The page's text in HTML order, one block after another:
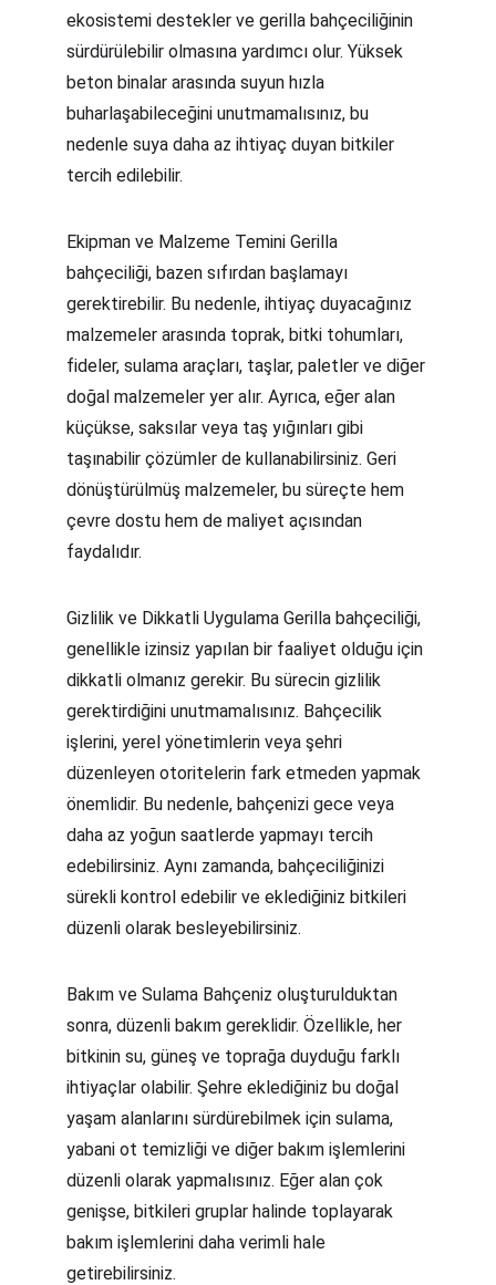
ekosistemi destekler ve gerilla bahçeciliğinin
sürdürülebilir olmasına yardımcı olur. Yüksek
beton binalar arasında suyun hızla
buharlaşabileceğini unutmamalısınız, bu
nedenle suya daha az ihtiyaç duyan bitkiler
tercih edilebilir.
Ekipman ve Malzeme Temini Gerilla
bahçeciliği, bazen sıfırdan başlamayı
gerektirebilir. Bu nedenle, ihtiyaç duyacağınız
malzemeler arasında toprak, bitki tohumları,
fideler, sulama araçları, taşlar, paletler ve diğer
doğal malzemeler yer alır. Ayrıca, eğer alan
küçükse, saksılar veya taş yığınları gibi
taşınabilir çözümler de kullanabilirsiniz. Geri
dönüştürülmüş malzemeler, bu süreçte hem
çevre dostu hem de maliyet açısından
faydalıdır.
Gizlilik ve Dikkatli Uygulama Gerilla bahçeciliği,
genellikle izinsiz yapılan bir faaliyet olduğu için
dikkatli olmanız gerekir. Bu sürecin gizlilik
gerektirdiğini unutmamalısınız. Bahçecilik
işlerini, yerel yönetimlerin veya şehri
düzenleyen otoritelerin fark etmeden yapmak
önemlidir. Bu nedenle, bahçenizi gece veya
daha az yoğun saatlerde yapmayı tercih
edebilirsiniz. Aynı zamanda, bahçeciliğinizi
sürekli kontrol edebilir ve eklediğiniz bitkileri
düzenli olarak besleyebilirsiniz.
Bakım ve Sulama Bahçeniz oluşturulduktan
sonra, düzenli bakım gereklidir. Özellikle, her
bitkinin su, güneş ve toprağa duyduğu farklı
ihtiyaçlar olabilir. Şehre eklediğiniz bu doğal
yaşam alanlarını sürdürebilmek için sulama,
yabani ot temizliği ve diğer bakım işlemlerini
düzenli olarak yapmalısınız. Eğer alan çok
genişse, bitkileri gruplar halinde toplayarak
bakım işlemlerini daha verimli hale
getirebilirsiniz.